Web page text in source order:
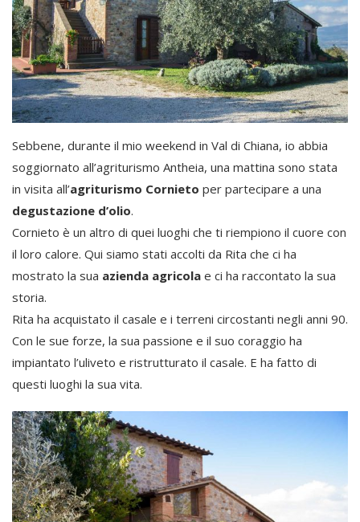
Sebbene, durante il mio weekend in Val di Chiana, io abbia
soggiornato all’agriturismo Antheia, una mattina sono stata
in visita all’agriturismo Cornieto per partecipare a una
degustazione d’olio.
Cornieto è un altro di quei luoghi che ti riempiono il cuore con
il loro calore. Qui siamo stati accolti da Rita che ci ha
mostrato la sua azienda agricola e ci ha raccontato la sua
storia.
Rita ha acquistato il casale e i terreni circostanti negli anni 90.
Con le sue forze, la sua passione e il suo coraggio ha
impiantato l’uliveto e ristrutturato il casale. E ha fatto di
questi luoghi la sua vita.